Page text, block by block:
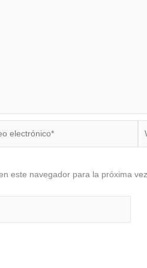
este navegador para la próxima